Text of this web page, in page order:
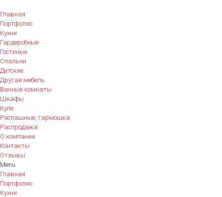
Главная
Портфолио
Кухни
Гардеробные
Гостиные
Спальни
Детские
Другая мебель
Ванные комнаты
Шкафы
Купе
Распашные, гармошка
Распродажа
О компании
Контакты
Отзывы
Menu
Главная
Портфолио
Кухни